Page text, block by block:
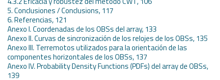
5. Conclusiones / Conclusions, 117
6. Referencias, 121
Anexo I. Coordenadas de los OBSs del array, 133
Anexo II. Curvas de sincronización de los relojes de los OBSs, 135
Anexo III. Terremotos utilizados para la orientación de las
componentes horizontales de los OBSs, 137
Anexo IV. Probability Density Functions (PDFs) del array de OBSs,
139